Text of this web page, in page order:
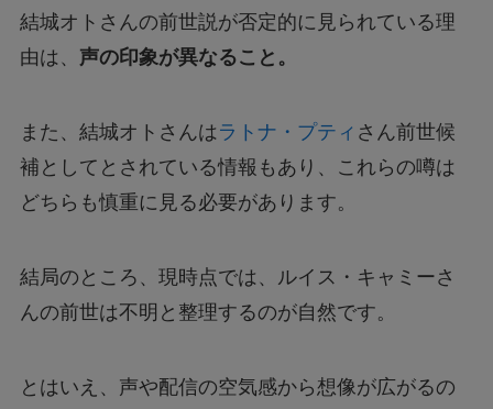
結城オトさんの前世説が否定的に見られている理
由は、 声の印象が異なること。
また、結城オトさんは ラトナ・プティ さん前世候
補としてとされている情報もあり、これらの噂は
どちらも慎重に見る必要があります。
結局のところ、現時点では、ルイス・キャミーさ
んの前世は不明と整理するのが自然です。
とはいえ、声や配信の空気感から想像が広がるの